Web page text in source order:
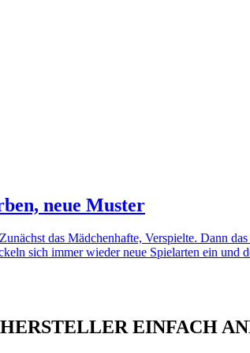
neue Muster
das Mädchenhafte, Verspielte. Dann
sich immer wieder neue Spielarten ein
EINFACH